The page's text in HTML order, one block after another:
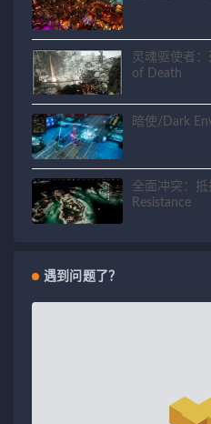
灵魂驱使者
of Death
暗使/Dark
全面冲突：抵
Resistance
遇到问题了？